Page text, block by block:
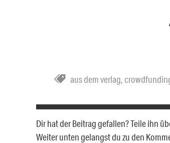
aus dem verlag,
Dir hat der Beitrag gefallen? Teile ihn
Weiter unten gelangst du zu den